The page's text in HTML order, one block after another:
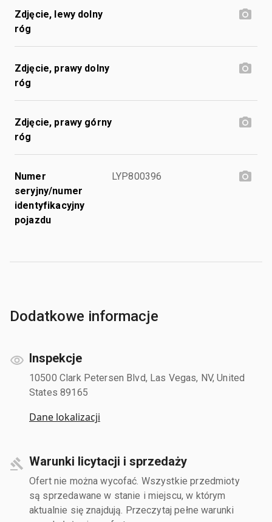
Zdjęcie, lewy dolny
róg
Zdjęcie, prawy dolny
róg
Zdjęcie, prawy górny
róg
Numer
seryjny/numer
identyfikacyjny
pojazdu
LYP800396
Dodatkowe informacje
Inspekcje
10500 Clark Petersen Blvd, Las Vegas, NV, United
States 89165
Dane lokalizacji
Warunki licytacji i sprzedaży
Ofert nie można wycofać. Wszystkie przedmioty
są sprzedawane w stanie i miejscu, w którym
aktualnie się znajdują. Przeczytaj pełne warunki